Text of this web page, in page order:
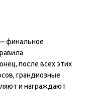
финальное
после всех этих
грандиозные
и награждают